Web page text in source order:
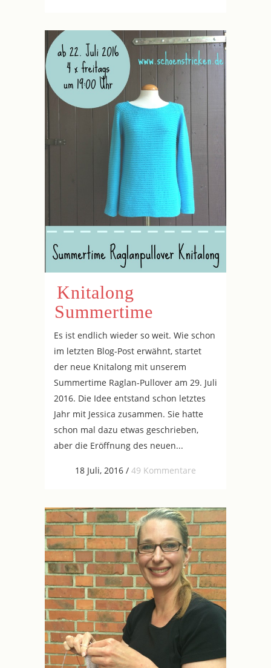
Knitalong
Summertime
Es ist endlich wieder so weit. Wie schon
im letzten Blog-Post erwähnt, startet
der neue Knitalong mit unserem
Summertime Raglan-Pullover am 29. Juli
2016. Die Idee entstand schon letztes
Jahr mit Jessica zusammen. Sie hatte
schon mal dazu etwas geschrieben,
aber die Eröffnung des neuen...
18 Juli, 2016 / 49 Kommentare